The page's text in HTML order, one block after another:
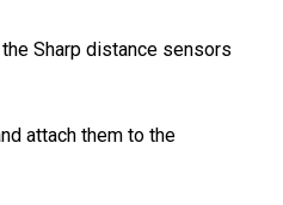
Sharp distance sensors
attach them to the